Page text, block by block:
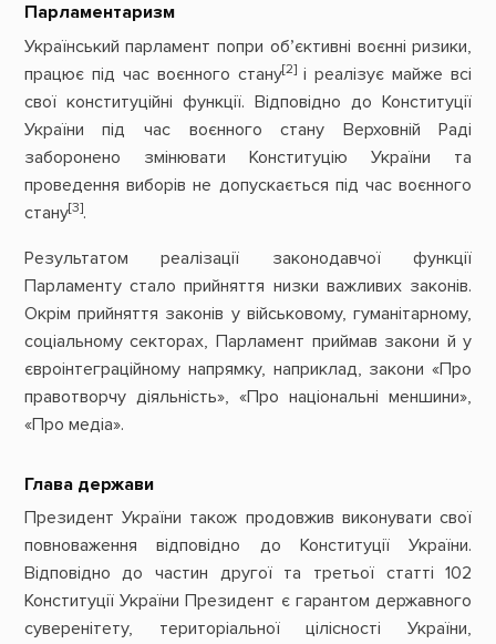
Парламентаризм
Український парламент попри об’єктивні воєнні ризики,
працює під час воєнного стану[2]і реалізує майже всі
свої конституційні функції. Відповідно до Конституції
України під час воєнного стану Верховній Раді
заборонено змінювати Конституцію України та
проведення виборів не допускається під час воєнного
стану[3].
Результатом реалізації законодавчої функції
Парламенту стало прийняття низки важливих законів.
Окрім прийняття законів у військовому, гуманітарному,
соціальному секторах, Парламент приймав закони й у
євроінтеграційному напрямку, наприклад, закони «Про
правотворчу діяльність», «Про національні меншини»,
«Про медіа».
Глава держави
Президент України також продовжив виконувати свої
повноваження відповідно до Конституції України.
Відповідно до частин другої та третьої статті 102
Конституції України Президент є гарантом державного
суверенітету, територіальної цілісності України,